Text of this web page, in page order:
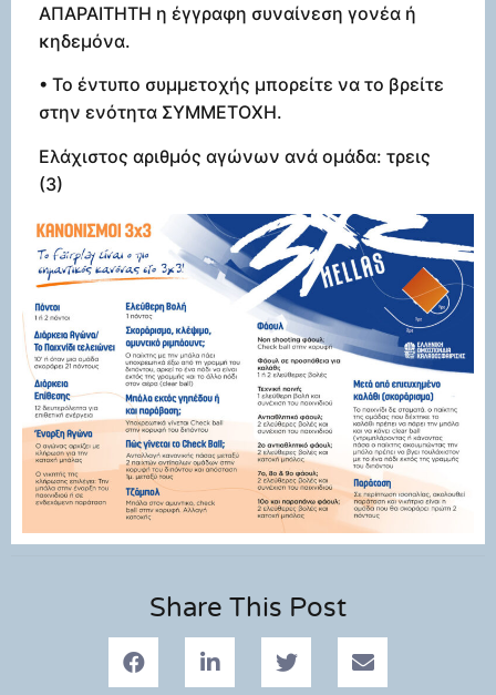
ΑΠΑΡΑΙΤΗΤΗ η έγγραφη συναίνεση γονέα ή
κηδεμόνα.
• Το έντυπο συμμετοχής μπορείτε να το βρείτε
στην ενότητα ΣΥΜΜΕΤΟΧΗ.
Ελάχιστος αριθμός αγώνων ανά ομάδα: τρεις
(3)
Share This Post